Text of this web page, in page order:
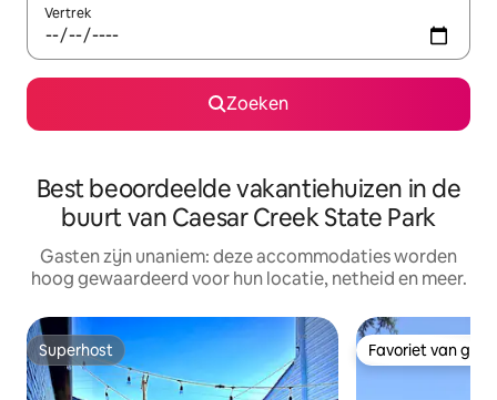
Vertrek
Zoeken
Best beoordeelde vakantiehuizen in de
buurt van Caesar Creek State Park
Gasten zijn unaniem: deze accommodaties worden
hoog gewaardeerd voor hun locatie, netheid en meer.
Superhost
Superhost Favoriet van
Favoriet van